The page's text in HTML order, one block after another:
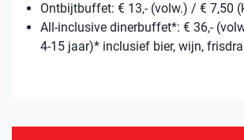
Ontbijtbuffet: € 13,- (volw.) / € 7,50
All-inclusive dinerbuffet*: € 36,-
4-15 jaar)* inclusief bier, wijn,